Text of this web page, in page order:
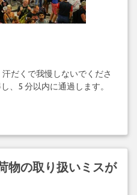
だくで我慢しないでくださ
、5 分以内に通過します。
物の取り扱いミスが